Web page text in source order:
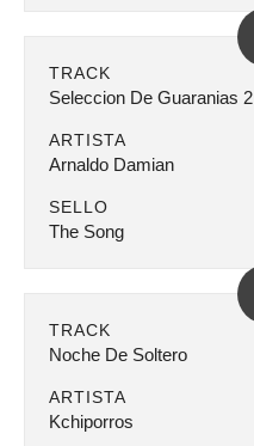
TRACK
Seleccion De Guaranias 2
ARTISTA
Arnaldo Damian
SELLO
The Song
TRACK
Noche De Soltero
ARTISTA
Kchiporros